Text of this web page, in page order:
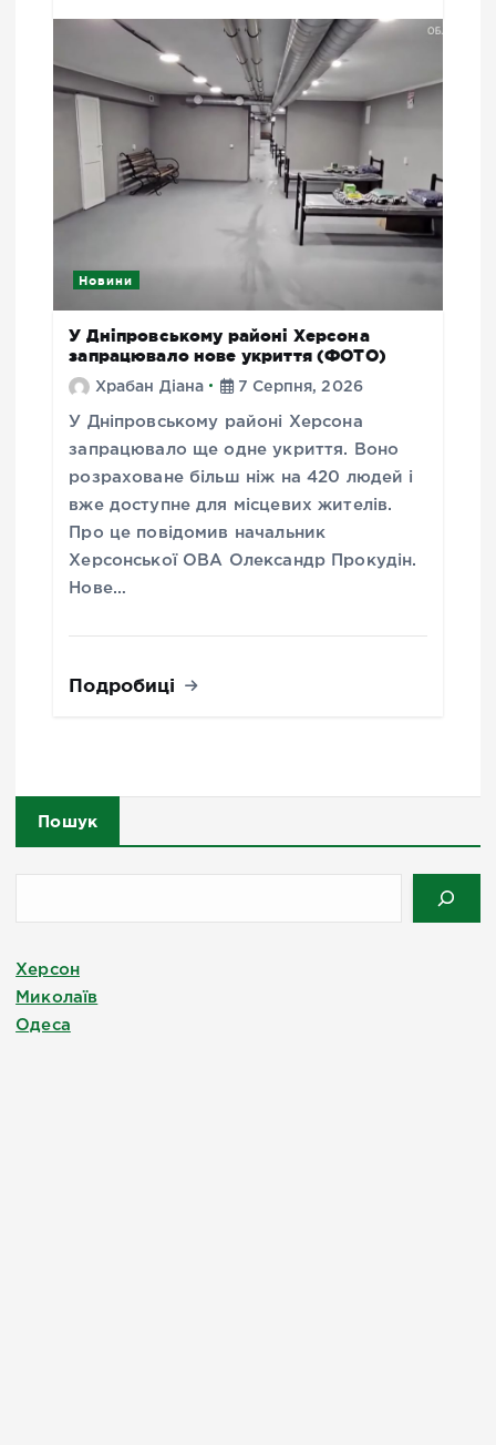
Новини
У Дніпровському районі Херсона
запрацювало нове укриття (ФОТО)
Храбан Діана 7 Серпня, 2026
У Дніпровському районі Херсона
запрацювало ще одне укриття. Воно
розраховане більш ніж на 420 людей і
вже доступне для місцевих жителів.
Про це повідомив начальник
Херсонської ОВА Олександр Прокудін.
Нове…
Подробиці
Пошук
Херсон
Миколаїв
Одеса